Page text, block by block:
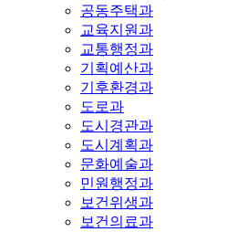
공동주택과
교육지원과
교통행정과
기획예산과
기후환경과
도로과
도시경관과
도시계획과
문화예술과
민원행정과
보건위생과
보건의료과